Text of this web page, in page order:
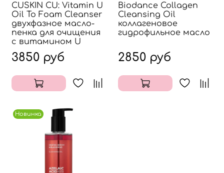
CUSKIN CU: Vitamin U
Oil To Foam Cleanser
двухфазное масло-
пенка для очищения
с витамином U
3850 руб
Biodance Collagen
Cleansing Oil
коллагеновое
гидрофильное масло
2850 руб
Новинка